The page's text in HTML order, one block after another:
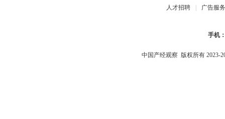
人才招聘 | 广告服务
手机
中国产经观察 版权所有 2023-